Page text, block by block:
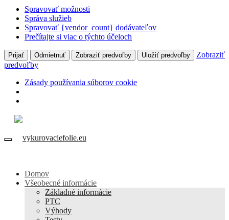
Spravovať možnosti
Správa služieb
Spravovať {vendor_count} dodávateľov
Prečítajte si viac o týchto účeloch
Prijať Odmietnuť Zobraziť predvoľby Uložiť predvoľby
Zobraziť
predvoľby
Zásady používania súborov cookie
Domov
Všeobecné informácie
Základné informácie
PTC
Výhody